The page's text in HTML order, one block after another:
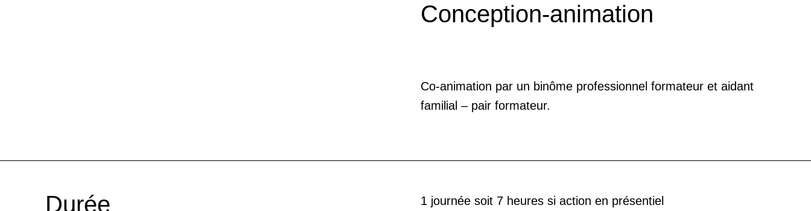
Conception-animation
Co-animation par un binôme professionnel formateur et aidant
familial – pair formateur.
Durée 1 journée soit 7 heures si action en présentiel